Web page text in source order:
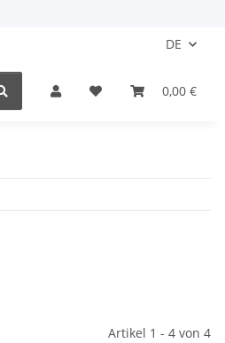
DE
0,00 €
Artikel 1 - 4 von 4